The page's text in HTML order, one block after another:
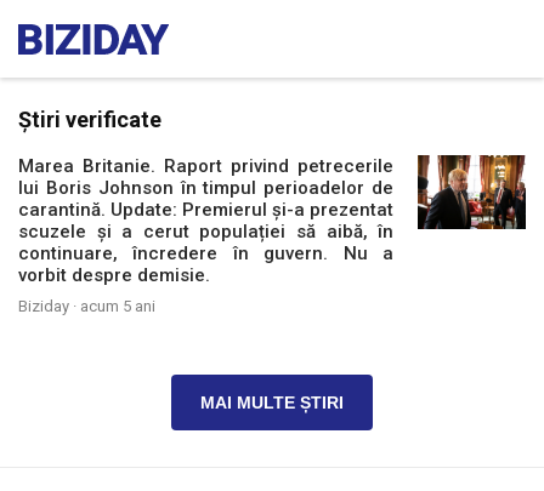
Știri verificate
Marea Britanie. Raport privind petrecerile
lui Boris Johnson în timpul perioadelor de
carantină. Update: Premierul și-a prezentat
scuzele și a cerut populației să aibă, în
continuare, încredere în guvern. Nu a
vorbit despre demisie.
Biziday · acum 5 ani
MAI MULTE ȘTIRI